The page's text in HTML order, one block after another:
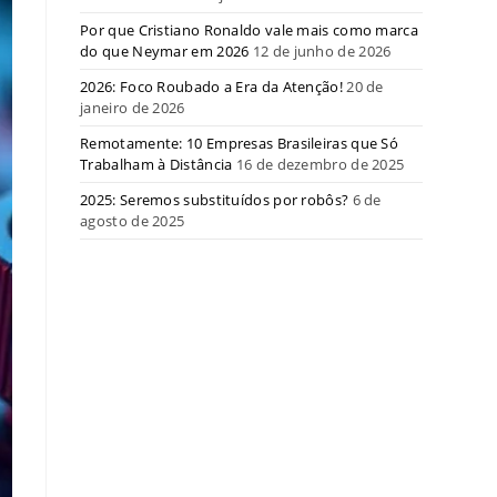
Por que Cristiano Ronaldo vale mais como marca
do que Neymar em 2026 12 de junho de 2026
2026: Foco Roubado a Era da Atenção!20 de
janeiro de 2026
Remotamente: 10 Empresas Brasileiras que Só
Trabalham à Distância 16 de dezembro de 2025
2025: Seremos substituídos por robôs? 6 de
agosto de 2025